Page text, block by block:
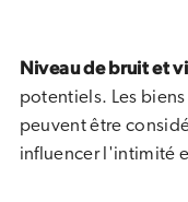
Niveau de bruit et
potentiels. Les
peuvent être
influencer l'intimité